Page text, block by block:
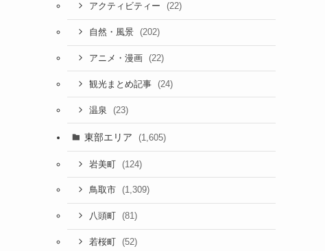
アクティビティー (22)
自然・風景 (202)
アニメ・漫画 (22)
観光まとめ記事 (24)
温泉 (23)
東部エリア (1,605)
岩美町 (124)
鳥取市 (1,309)
八頭町 (81)
若桜町 (52)